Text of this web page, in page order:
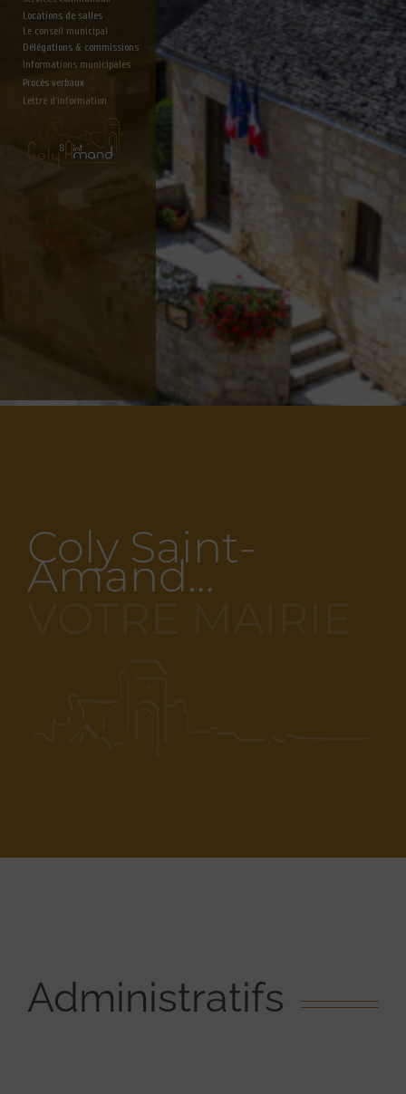
Locations de salles
Le conseil municipal
Délégations & commissions
Informations municipales
Lettre d'information
Procès verbaux
Coly Saint-
Amand…
Administratifs